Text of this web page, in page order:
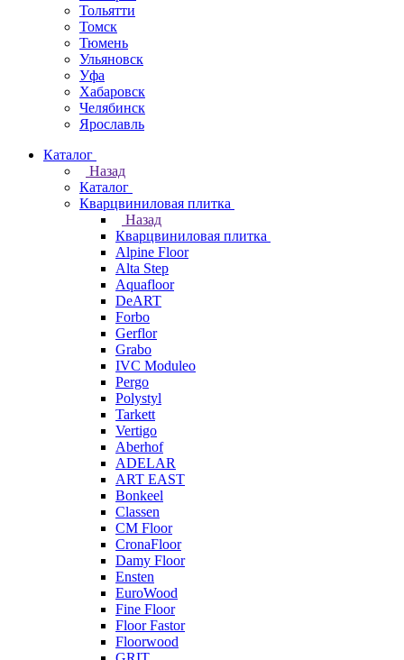
Тольятти
Томск
Тюмень
Ульяновск
Уфа
Хабаровск
Челябинск
Ярославль
Каталог
Назад
Каталог
Кварцвиниловая плитка
Назад
Кварцвиниловая плитка
Alpine Floor
Alta Step
Aquafloor
DeART
Forbo
Gerflor
Grabo
IVC Moduleo
Pergo
Polystyl
Tarkett
Vertigo
Aberhof
ADELAR
ART EAST
Bonkeel
Classen
CM Floor
CronaFloor
Damy Floor
Ensten
EuroWood
Fine Floor
Floor Fastor
Floorwood